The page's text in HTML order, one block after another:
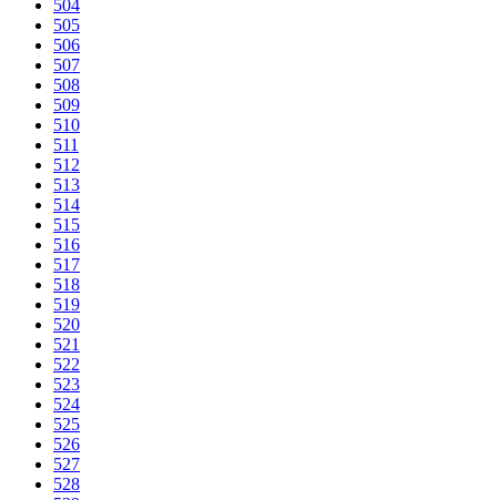
504
505
506
507
508
509
510
511
512
513
514
515
516
517
518
519
520
521
522
523
524
525
526
527
528